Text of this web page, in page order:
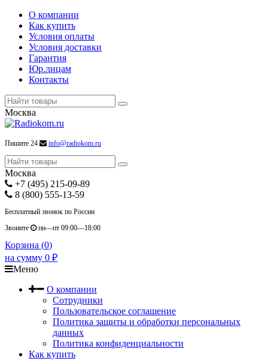
О компании
Как купить
Условия оплаты
Условия доставки
Гарантия
Юр.лицам
Контакты
Москва
Пишите 24 info@radiokom.ru
Москва
+7 (495) 215-09-89
8 (800) 555-13-59
Бесплатный звонок по России
Звоните
пн—пт 09:00—18:00
Корзина (0)
на сумму 0 ₽
Меню
О компании
Сотрудники
Пользовательское соглашение
Политика защиты и обработки персональных
данных
Политика конфиденциальности
Как купить